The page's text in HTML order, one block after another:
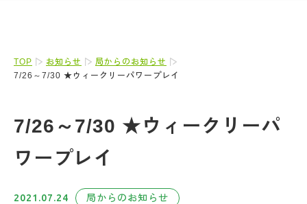
TOP お知らせ
局からのお知らせ
7/26～7/30 ★ウィークリーパワープレイ
7/26～7/30 ★ウィークリーパ
ワープレイ
2021.07.24 局からのお知らせ